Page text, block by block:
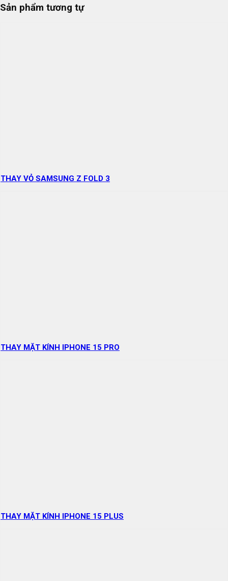
Sản phẩm tương tự
THAY VỎ SAMSUNG Z FOLD 3
THAY MẶT KÍNH IPHONE 15 PRO
THAY MẶT KÍNH IPHONE 15 PLUS